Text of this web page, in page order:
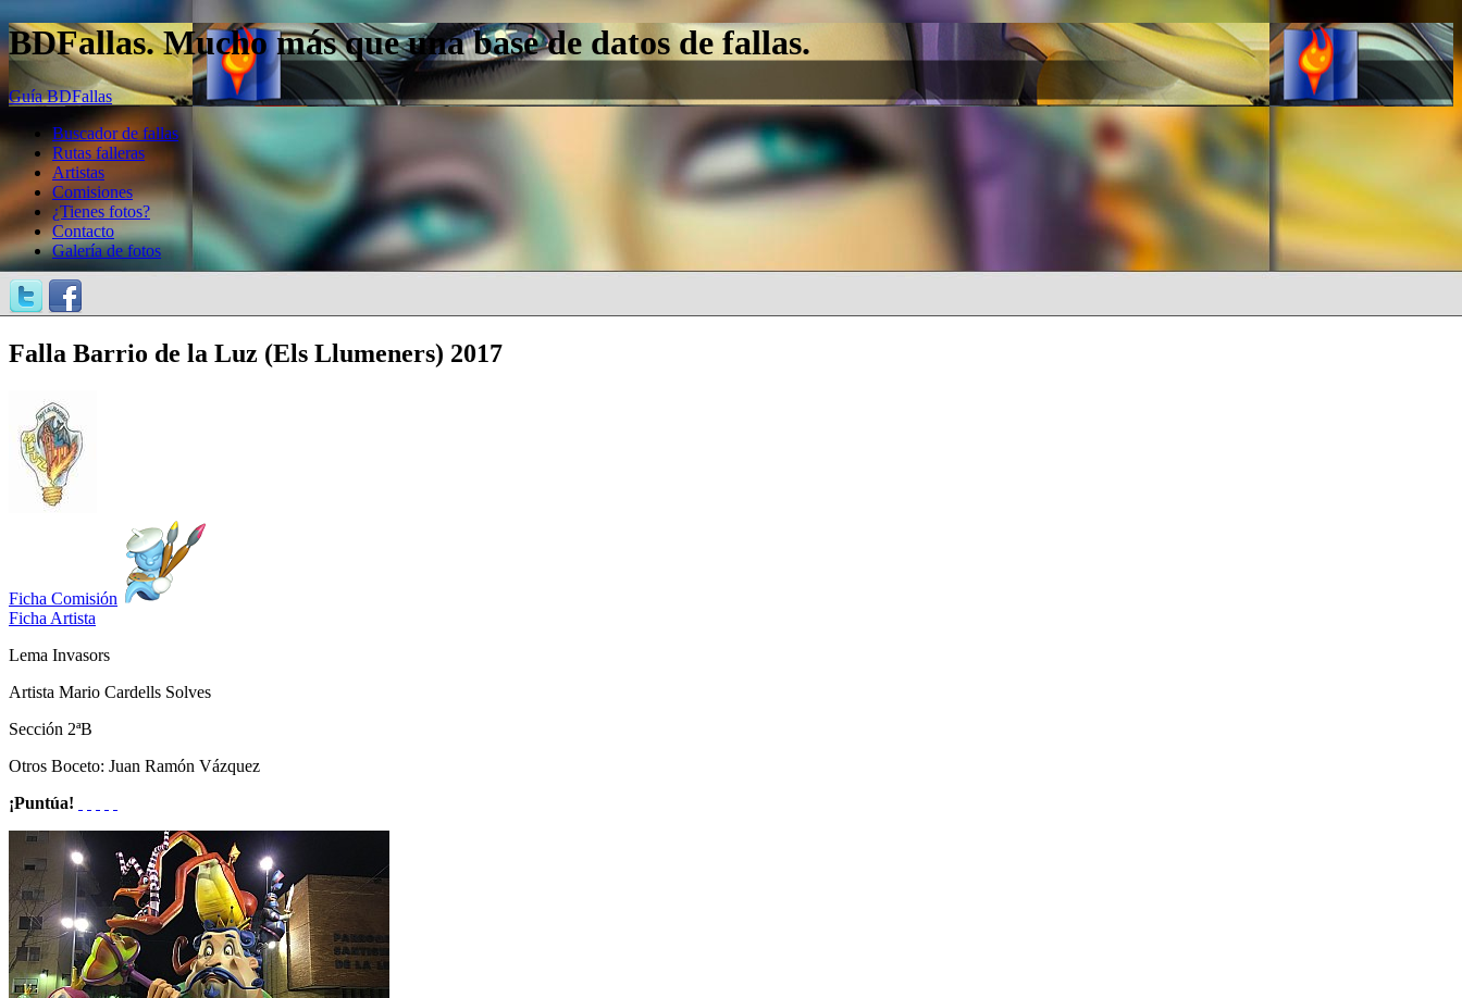
BDFallas. Mucho más que una base de datos de fallas.
Guía BDFallas
Buscador de fallas
Rutas falleras
Artistas
Comisiones
¿Tienes fotos?
Contacto
Galería de fotos
Falla Barrio de la Luz (Els Llumeners) 2017
Ficha Comisión
Ficha Artista
Lema Invasors
Artista Mario Cardells Solves
Sección 2ªB
Otros Boceto: Juan Ramón Vázquez
¡Puntúa!